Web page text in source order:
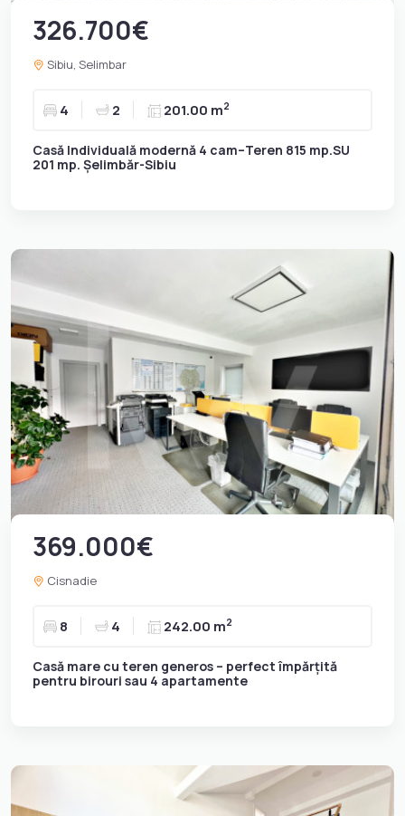
326.700€
Sibiu, Selimbar
4 2 201.00 m2
Casă Individuală modernă 4 cam–Teren 815 mp.SU
201 mp. Șelimbăr-Sibiu
369.000€
Cisnadie
8 4 242.00 m2
Casă mare cu teren generos – perfect împărțită
pentru birouri sau 4 apartamente